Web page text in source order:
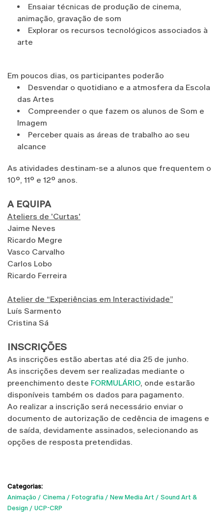
Ensaiar técnicas de produção de cinema,
animação, gravação de som
Explorar os recursos tecnológicos associados à
arte
Em poucos dias, os participantes poderão
Desvendar o quotidiano e a atmosfera da Escola
das Artes
Compreender o que fazem os alunos de Som e
Imagem
Perceber quais as áreas de trabalho ao seu
alcance
As atividades destinam-se a alunos que frequentem o
10º, 11º e 12º anos.
A EQUIPA
Ateliers de 'Curtas'
Jaime Neves
Ricardo Megre
Vasco Carvalho
Carlos Lobo
Ricardo Ferreira
Atelier de “Experiências em Interactividade”
Luís Sarmento
Cristina Sá
INSCRIÇÕES
As inscrições estão abertas até dia 25 de junho.
As inscrições devem ser realizadas mediante o
preenchimento deste FORMULÁRIO, onde estarão
disponíveis também os dados para pagamento.
Ao realizar a inscrição será necessário enviar o
documento de autorização de cedência de imagens e
de saída, devidamente assinados, selecionando as
opções de resposta pretendidas.
Categorias:
Animação
Cinema Fotografia New Media Art
Sound Art &
Design
UCP-CRP